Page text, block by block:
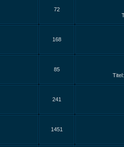
72
168
85
Titel:
241
1451